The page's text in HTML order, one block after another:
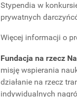
Stypendia w
prywatnych
Więcej informacji o
Fundacja na rzecz
misję wspierania
działanie na rzecz
indywidualnych